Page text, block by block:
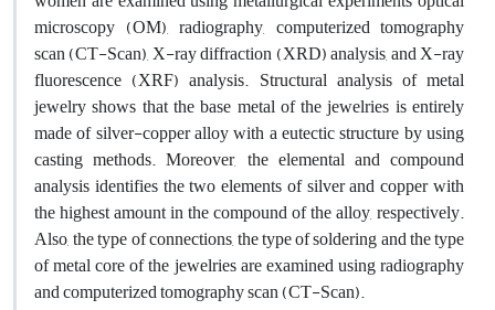
microscopy (OM), radiography, computerized tomography
scan (CT-Scan), X-ray diffraction (XRD) analysis, and X-ray
fluorescence (XRF) analysis. Structural analysis of metal
jewelry shows that the base metal of the jewelries is entirely
made of silver-copper alloy with a eutectic structure by using
casting methods. Moreover, the elemental and compound
analysis identifies the two elements of silver and copper with
the highest amount in the compound of the alloy, respectively.
Also, the type of connections, the type of soldering and the type
of metal core of the jewelries are examined using radiography
and computerized tomography scan (CT-Scan).